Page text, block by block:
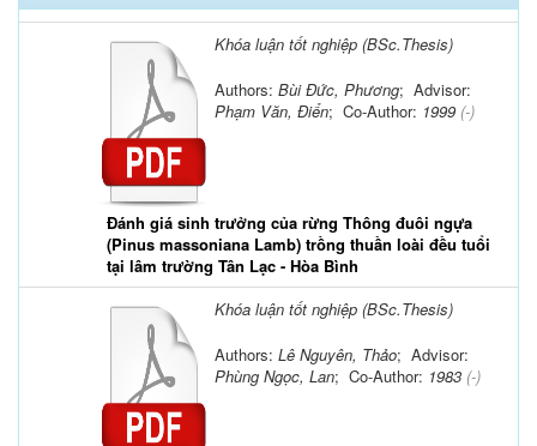
Khóa luận tốt nghiệp (BSc.Thesis)
Đánh giá sinh trưởng của rừng Thông đuôi ngựa
(Pinus massoniana Lamb) trồng thuần loài đều tuổi
tại lâm trường Tân Lạc - Hòa Bình
Authors: Bùi Đức, Phương; Advisor:
Phạm Văn, Điển; Co-Author: 1999 (-)
Khóa luận tốt nghiệp (BSc.Thesis)
Authors: Lê Nguyên, Thảo; Advisor:
Phùng Ngọc, Lan; Co-Author: 1983 (-)